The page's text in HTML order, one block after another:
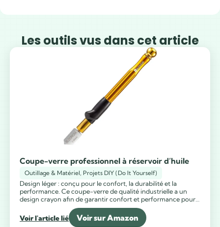
Les outils vus dans cet article
Coupe-verre professionnel à réservoir d’huile
Outillage & Matériel Projets DIY (Do It Yourself)
Design léger : conçu pour le confort, la durabilité et la
performance. Ce coupe-verre de qualité industrielle a un
design crayon afin de garantir confort et performance pour
l’utilisateur. Auto-huilant : le coupe-verre est auto-huilant,
lorsque la pression est appliquée, un système de distribution
d’huile automatique maintient la roue lubrifiée chaque fois
Voir l'article lié Voir sur Amazon